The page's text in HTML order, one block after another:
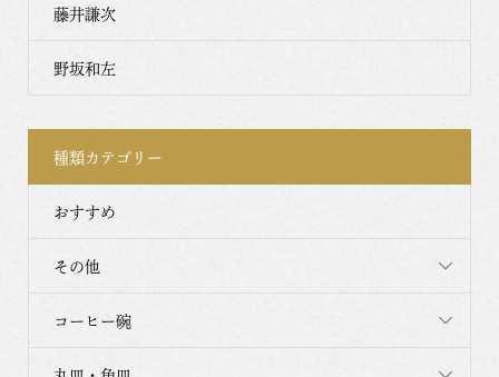
藤井謙次
野坂和左
種類カテゴリー
おすすめ
その他
コーヒー碗